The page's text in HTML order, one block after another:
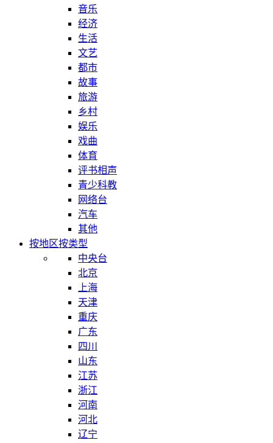
音乐
经济
生活
文艺
都市
故事
旅游
乡村
娱乐
戏曲
体育
评书相声
青少科教
网络台
汽车
其他
按地区按类型
中央台
北京
上海
天津
重庆
广东
四川
山东
江苏
浙江
河南
河北
辽宁